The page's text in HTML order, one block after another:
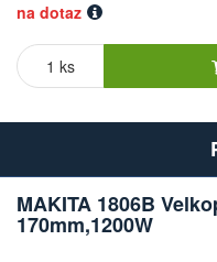
na dotaz
Počet
MAKITA 1806B
170mm,1200W